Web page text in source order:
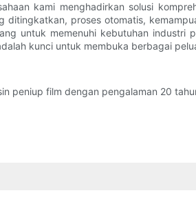
kami menghadirkan solusi
proses otomatis,
untuk memenuhi kebutuhan industri
kunci untuk membuka berbagai
peniup film dengan pengalaman 20